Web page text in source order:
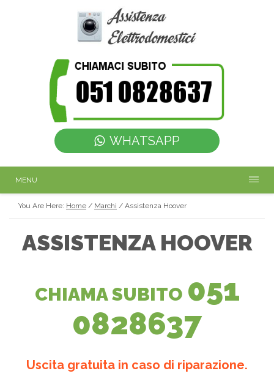
WHATSAPP
MENU
You Are Here: Home / Marchi / Assistenza Hoover
ASSISTENZA HOOVER
CHIAMA SUBITO 051
0828637
Uscita gratuita in caso di riparazione.